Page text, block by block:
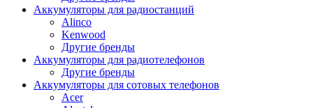
Аккумуляторы для радиостанций
Alinco
Kenwood
Другие бренды
Аккумуляторы для радиотелефонов
Другие бренды
Аккумуляторы для сотовых телефонов
Acer